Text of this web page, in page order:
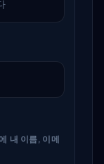
내 이름, 이메